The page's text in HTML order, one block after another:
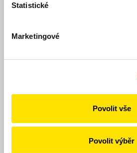
Statistické
Marketingové
Povolit vše
Povolit výběr
prováděn na začátku zastávkového
První spoj od Muzea vedený po
s odjezdem v 18:45. První spoj z
Všechny novinky